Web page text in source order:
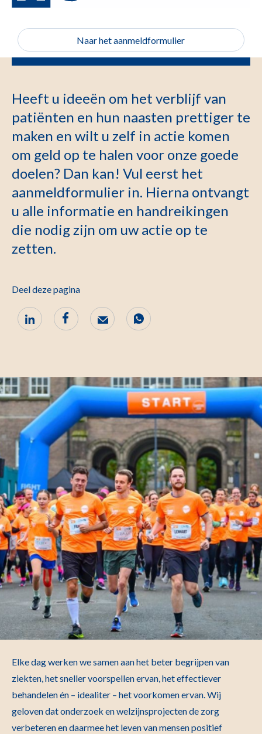
Naar het aanmeldformulier
Heeft u ideeën om het verblijf van
patiënten en hun naasten prettiger te
maken en wilt u zelf in actie komen
om geld op te halen voor onze goede
doelen? Dan kan! Vul eerst het
aanmeldformulier in. Hierna ontvangt
u alle informatie en handreikingen
die nodig zijn om uw actie op te
zetten.
Deel deze pagina
Elke dag werken we samen aan het beter begrijpen van
ziekten, het sneller voorspellen ervan, het effectiever
behandelen én – idealiter – het voorkomen ervan. Wij
geloven dat onderzoek en welzijnsprojecten de zorg
verbeteren en daarmee het leven van mensen positief